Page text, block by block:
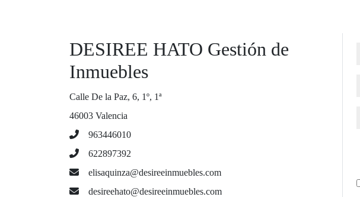
DESIREE HATO Gestión de
Inmuebles
Calle De la Paz, 6, 1º, 1ª
46003 Valencia
963446010
622897392
elisaquinza@desireeinmuebles.com
desireehato@desireeinmuebles.com